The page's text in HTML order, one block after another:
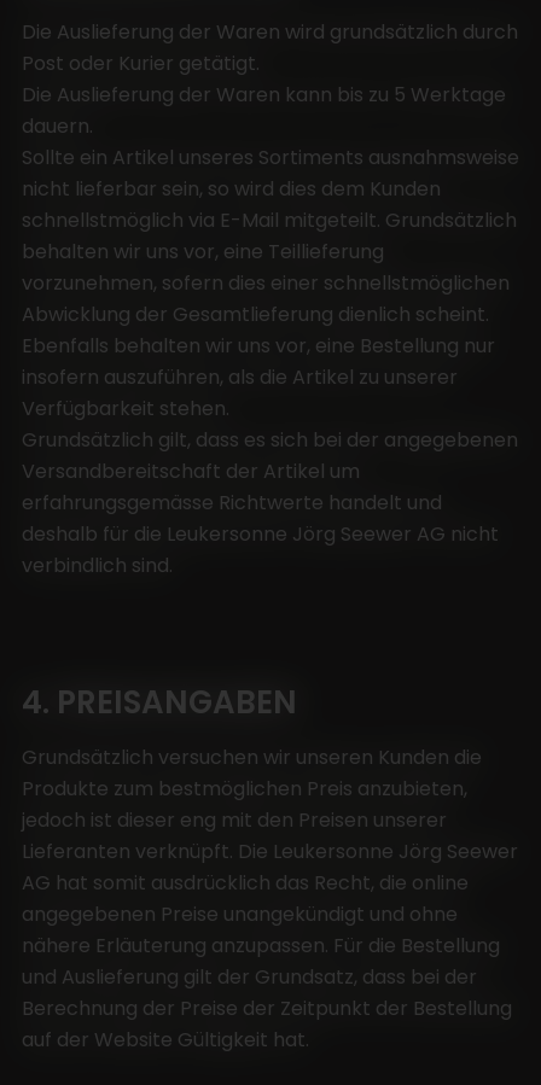
Die Auslieferung der Waren wird grundsätzlich durch
Post oder Kurier getätigt.
Die Auslieferung der Waren kann bis zu 5 Werktage
dauern.
Sollte ein Artikel unseres Sortiments ausnahmsweise
nicht lieferbar sein, so wird dies dem Kunden
schnellstmöglich via E-Mail mitgeteilt. Grundsätzlich
behalten wir uns vor, eine Teillieferung
vorzunehmen, sofern dies einer schnellstmöglichen
Abwicklung der Gesamtlieferung dienlich scheint.
Ebenfalls behalten wir uns vor, eine Bestellung nur
insofern auszuführen, als die Artikel zu unserer
Verfügbarkeit stehen.
Grundsätzlich gilt, dass es sich bei der angegebenen
Versandbereitschaft der Artikel um
erfahrungsgemässe Richtwerte handelt und
deshalb für die Leukersonne Jörg Seewer AG nicht
verbindlich sind.
4. PREISANGABEN
Grundsätzlich versuchen wir unseren Kunden die
Produkte zum bestmöglichen Preis anzubieten,
jedoch ist dieser eng mit den Preisen unserer
Lieferanten verknüpft. Die Leukersonne Jörg Seewer
AG hat somit ausdrücklich das Recht, die online
angegebenen Preise unangekündigt und ohne
nähere Erläuterung anzupassen. Für die Bestellung
und Auslieferung gilt der Grundsatz, dass bei der
Berechnung der Preise der Zeitpunkt der Bestellung
auf der Website Gültigkeit hat.